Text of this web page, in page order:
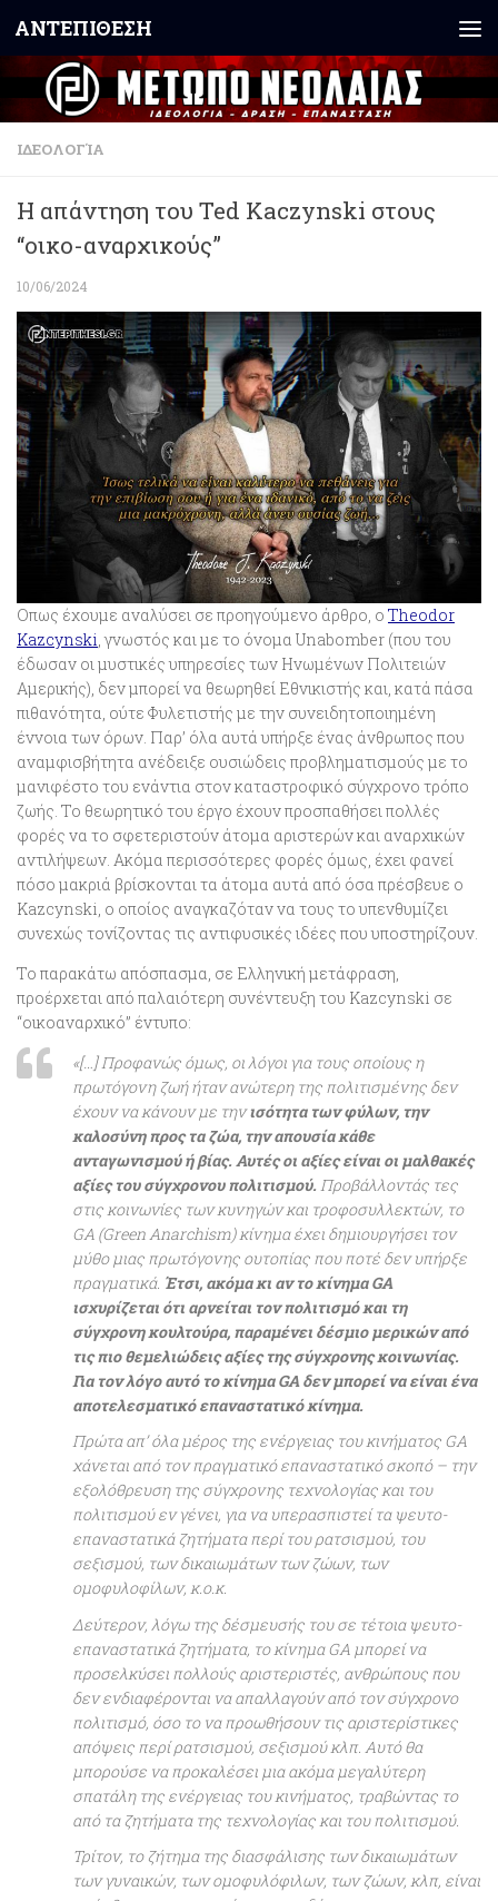
Skip to content
ΑΝΤΕΠΙΘΕΣΗ
ΙΔΕΟΛΟΓΊΑ
Η απάντηση του Ted Kaczynski στους
“οικο-αναρχικούς”
10/06/2024
Οπως έχουμε αναλύσει σε προηγούμενο άρθρο, ο Theodor
Kazcynski , γνωστός και με το όνομα Unabomber (που του
έδωσαν οι μυστικές υπηρεσίες των Ηνωμένων Πολιτειών
Αμερικής), δεν μπορεί να θεωρηθεί Εθνικιστής και, κατά πάσα
πιθανότητα, ούτε Φυλετιστής με την συνειδητοποιημένη
έννοια των όρων. Παρ’ όλα αυτά υπήρξε ένας άνθρωπος που
αναμφισβήτητα ανέδειξε ουσιώδεις προβληματισμούς με το
μανιφέστο του ενάντια στον καταστροφικό σύγχρονο τρόπο
ζωής. Το θεωρητικό του έργο έχουν προσπαθήσει πολλές
φορές να το σφετεριστούν άτομα αριστερών και αναρχικών
αντιλήψεων. Ακόμα περισσότερες φορές όμως, έχει φανεί
πόσο μακριά βρίσκονται τα άτομα αυτά από όσα πρέσβευε ο
Kazcynski, ο οποίος αναγκαζόταν να τους το υπενθυμίζει
συνεχώς τονίζοντας τις αντιφυσικές ιδέες που υποστηρίζουν.
Το παρακάτω απόσπασμα, σε Ελληνική μετάφραση,
προέρχεται από παλαιότερη συνέντευξη του Kazcynski σε
“οικοαναρχικό” έντυπο:
«[…] Προφανώς όμως, οι λόγοι για τους οποίους η
πρωτόγονη ζωή ήταν ανώτερη της πολιτισμένης δεν
έχουν να κάνουν με τηνισότητα των φύλων, την
καλοσύνη προς τα ζώα, την απουσία κάθε
ανταγωνισμού ή βίας. Αυτές οι αξίες είναι οι μαλθακές
αξίες του σύγχρονου πολιτισμού. Προβάλλοντάς τες
στις κοινωνίες των κυνηγών και τροφοσυλλεκτών, το
GA (Green Anarchism) κίνημα έχει δημιουργήσει τον
μύθο μιας πρωτόγονης ουτοπίας που ποτέ δεν υπήρξε
πραγματικά. Έτσι, ακόμα κι αν το κίνημα GA
ισχυρίζεται ότι αρνείται τον πολιτισμό και τη
σύγχρονη κουλτούρα, παραμένει δέσμιο μερικών από
τις πιο θεμελιώδεις αξίες της σύγχρονης κοινωνίας.
Για τον λόγο αυτό το κίνημα GA δεν μπορεί να είναι ένα
αποτελεσματικό επαναστατικό κίνημα.
Πρώτα απ’ όλα μέρος της ενέργειας του κινήματος GA
χάνεται από τον πραγματικό επαναστατικό σκοπό – την
εξολόθρευση της σύγχρονης τεχνολογίας και του
πολιτισμού εν γένει, για να υπερασπιστεί τα ψευτο-
επαναστατικά ζητήματα περί του ρατσισμού, του
σεξισμού, των δικαιωμάτων των ζώων, των
ομοφυλοφίλων, κ.ο.κ.
Δεύτερον, λόγω της δέσμευσής του σε τέτοια ψευτο-
επαναστατικά ζητήματα, το κίνημα GA μπορεί να
προσελκύσει πολλούς αριστεριστές, ανθρώπους που
δεν ενδιαφέρονται να απαλλαγούν από τον σύγχρονο
πολιτισμό, όσο το να προωθήσουν τις αριστερίστικες
απόψεις περί ρατσισμού, σεξισμού κλπ. Αυτό θα
μπορούσε να προκαλέσει μια ακόμα μεγαλύτερη
σπατάλη της ενέργειας του κινήματος, τραβώντας το
από τα ζητήματα της τεχνολογίας και του πολιτισμού.
Τρίτον, το ζήτημα της διασφάλισης των δικαιωμάτων
των γυναικών, των ομοφυλόφιλων, των ζώων, κλπ, είναι